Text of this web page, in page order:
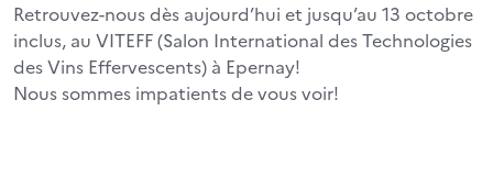
Retrouvez-nous dès aujourd’hui et jusqu’au 13 octobre
inclus, au VITEFF (Salon International des Technologies
des Vins Effervescents) à Epernay!
Nous sommes impatients de vous voir!